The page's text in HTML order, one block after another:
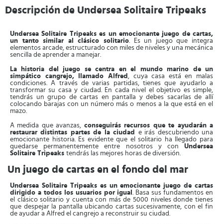
Descripción de Undersea Solitaire Tripeaks
Undersea Solitaire Tripeaks es un emocionante juego de cartas,
un tanto similar al clásico solitario. Es un juego que integra
elementos arcade, estructurado con miles de niveles y una mecánica
sencilla de aprender a manejar.
La historia del juego se centra en el mundo marino de un
simpático cangrejo, llamado Alfred , cuya casa está en malas
condiciones. A través de varias partidas, tienes que ayudarlo a
transformar su casa y ciudad. En cada nivel el objetivo es simple,
tendrás un grupo de cartas en pantalla y debes sacarlas de allí
colocando barajas con un número más o menos a la que está en el
mazo.
A medida que avanzas, conseguirás recursos que te ayudarán a
restaurar distintas partes de la ciudad e irás descubriendo una
emocionante historia. Es evidente que el solitario ha llegado para
quedarse permanentemente entre nosotros y con Undersea
Solitaire Tripeaks tendrás las mejores horas de diversión.
Un juego de cartas en el fondo del mar
Undersea Solitaire Tripeaks es un emocionante juego de cartas
dirigido a todos los usuarios por igual. Basa sus fundamentos en
el clásico solitario y cuenta con más de 5000 niveles donde tienes
que despejar la pantalla ubicando cartas sucesivamente, con el fin
de ayudar a Alfred el cangrejo a reconstruir su ciudad.